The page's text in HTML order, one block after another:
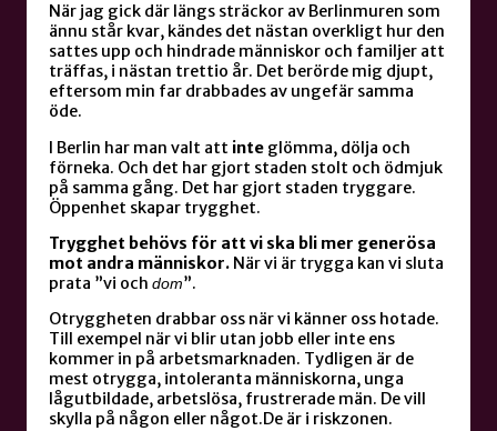
När jag gick där längs sträckor av Berlinmuren som
ännu står kvar, kändes det nästan overkligt hur den
sattes upp och hindrade människor och familjer att
träffas, i nästan trettio år. Det berörde mig djupt,
eftersom min far drabbades av ungefär samma
öde.
I Berlin har man valt att inte glömma, dölja och
förneka. Och det har gjort staden stolt och ödmjuk
på samma gång. Det har gjort staden tryggare.
Öppenhet skapar trygghet.
Trygghet behövs för att vi ska bli mer generösa
mot andra människor. När vi är trygga kan vi sluta
prata ”vi och dom”.
Otryggheten drabbar oss när vi känner oss hotade.
Till exempel när vi blir utan jobb eller inte ens
kommer in på arbetsmarknaden. Tydligen är de
mest otrygga, intoleranta människorna, unga
lågutbildade, arbetslösa, frustrerade män. De vill
skylla på någon eller något.De är i riskzonen.